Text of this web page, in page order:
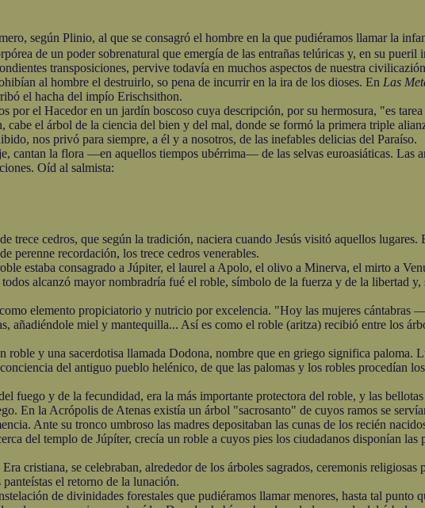
según Plinio, al que se consagró el hombre en la que pudiéramos llamar la
de un poder sobrenatural que emergía de las entrañas telúricas y, en su pueril
transposiciones, pervive todavía en muchos aspectos de nuestra
al hombre el destruirlo, so pena de incurrir en la ira de los dioses. En Las
el hacha del impío Erischsithon.
el Hacedor en un jardín boscoso cuya descripción, por su hermosura, "es
el árbol de la ciencia del bien y del mal, donde se formó la primera triple
nos privó para siempre, a él y a nosotros, de las inefables delicias del Paraíso.
la flora —en aquellos tiempos ubérrima— de las selvas euroasiáticas. Las
Oíd al salmista:
cedros, que según la tradición, naciera cuando Jesús visitó aquellos lugares.
perenne recordación, los trece cedros venerables.
estaba consagrado a Júpiter, el laurel a Apolo, el olivo a Minerva, el mirto a
alcanzó mayor nombradría fué el roble, símbolo de la fuerza y de la libertad
elemento propiciatorio y nutricio por excelencia. "Hoy las mujeres cántabras
añadiéndole miel y mantequilla... Así es como el roble (aritza) recibió entre los
y una sacerdotisa llamada Dodona, nombre que en griego significa paloma.
del antiguo pueblo helénico, de que las palomas y los robles procedían
y de la fecundidad, era la más importante protectora del roble, y las
En la Acrópolis de Atenas existía un árbol "sacrosanto" de cuyos ramos se
Ante su tronco umbroso las madres depositaban las cunas de los recién
del templo de Júpíter, crecía un roble a cuyos pies los ciudadanos disponían las
se celebraban, alrededor de los árboles sagrados, ceremonis religiosas
el retorno de la lunación.
de divinidades forestales que pudiéramos llamar menores, hasta tal punto